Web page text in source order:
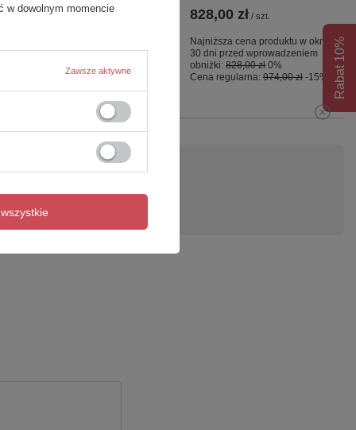
2 865,00 zł
30 dni przed wprowadzeniem
Cena regularna:3 371,00 zł
828,00 zł / szt.
Najniższa cena produktu w okresie
30 dni przed wprowadzeniem
obniżki: 828,00 zł 0%
Cena regularna: 974,00 zł -15% Rabat 10%
w dowolnym momencie
Zawsze aktywne